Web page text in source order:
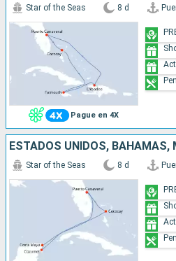
Pague en 4X
Star of the Seas 8 d
ESTADOS UNIDOS, BAHAMAS,
Star of the Seas 8 d